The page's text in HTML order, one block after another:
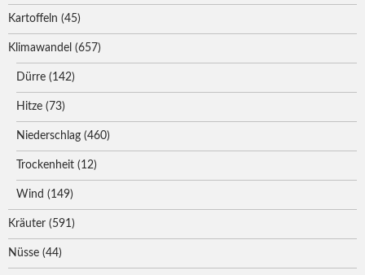
Kartoffeln (45)
Klimawandel (657)
Dürre (142)
Hitze (73)
Niederschlag (460)
Trockenheit (12)
Wind (149)
Kräuter (591)
Nüsse (44)